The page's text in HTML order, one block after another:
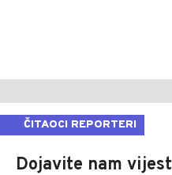
ČITAOCI REPORTERI
Dojavite nam vijest